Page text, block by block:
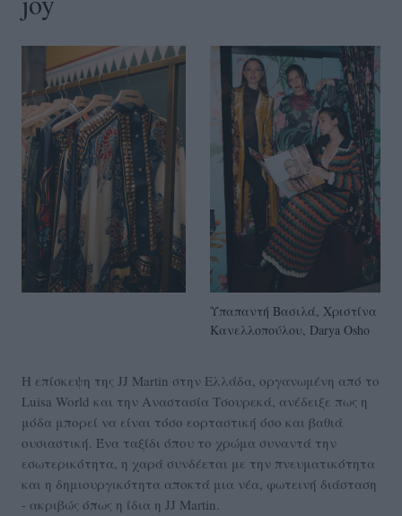
Υπαπαντή Βασιλά, Χριστίνα
Κανελλοπούλου, Darya Osho
Η επίσκεψη της JJ Martin στην Ελλάδα, οργανωμένη από το
Luisa World και την Αναστασία Τσουρεκά, ανέδειξε πως η
μόδα μπορεί να είναι τόσο εορταστική όσο και βαθιά
ουσιαστική. Ένα ταξίδι όπου το χρώμα συναντά την
εσωτερικότητα, η χαρά συνδέεται με την πνευματικότητα
και η δημιουργικότητα αποκτά μια νέα, φωτεινή διάσταση
- ακριβώς όπως η ίδια η JJ Martin.